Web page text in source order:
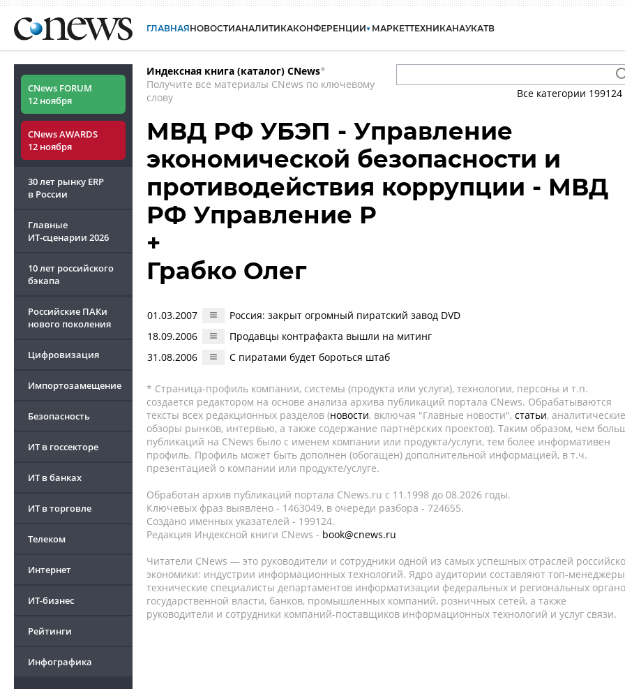
ГЛАВНАЯНОВОСТИАНАЛИТИКАКОНФЕРЕНЦИИ МАРКЕТТЕХНИКАНАУКАТВ
CNews FORUM
12 ноября
CNews AWARDS
12 ноября
30 лет рынку ERP
в России
Главные
ИТ-сценарии 2026
10 лет российского
бэкапа
Российские ПАКи
нового поколения
Цифровизация
Импортозамещение
Безопасность
ИТ в госсекторе
ИТ в банках
ИТ в торговле
Телеком
Интернет
ИТ-бизнес
Рейтинги
Инфографика
Индексная книга (каталог) CNews*
Получите все материалы CNews по ключевому
слову
Все категории 199124
МВД РФ УБЭП - Управление
экономической безопасности и
противодействия коррупции - МВД
РФ Управление Р
+
Грабко Олег
01.03.2007
Россия: закрыт огромный пиратский завод DVD
18.09.2006
Продавцы контрафакта вышли на митинг
31.08.2006
С пиратами будет бороться штаб
* Страница-профиль компании, системы (продукта или услуги), технологии, персоны и т.п.
создается редактором на основе анализа архива публикаций портала CNews. Обрабатываются
тексты всех редакционных разделов (новости, включая "Главные новости", статьи, аналитические
обзоры рынков, интервью, а также содержание партнёрских проектов). Таким образом, чем
публикаций на CNews было с именем компании или продукта/услуги, тем более информативен
профиль. Профиль может быть дополнен (обогащен) дополнительной информацией, в т.ч.
презентацией о компании или продукте/услуге.
Обработан архив публикаций портала CNews.ru c 11.1998 до 08.2026 годы.
Ключевых фраз выявлено - 1463049, в очереди разбора - 724655.
Создано именных указателей - 199124.
Редакция Индексной книги CNews - book@cnews.ru
Читатели CNews — это руководители и сотрудники одной из самых успешных отраслей
экономики: индустрии информационных технологий. Ядро аудитории составляют топ-
технические специалисты департаментов информатизации федеральных и региональных
государственной власти, банков, промышленных компаний, розничных сетей, а также
руководители и сотрудники компаний-поставщиков информационных технологий и услуг связи.